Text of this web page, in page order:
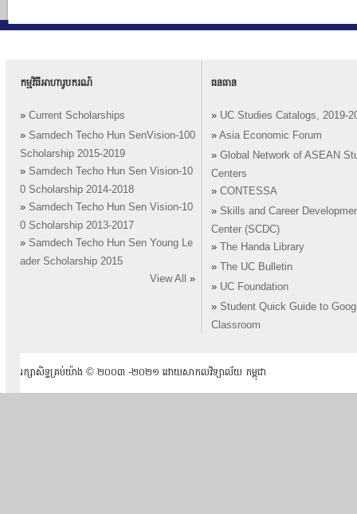
កម្មវិធីអាហារូបករណ៍
» Current Scholarships
» Samdech Techo Hun SenVision-100
Scholarship 2015-2019
» Samdech Techo Hun Sen Vision-10
0 Scholarship 2014-2018
» Samdech Techo Hun Sen Vision-10
0 Scholarship 2013-2017
» Samdech Techo Hun Sen Young Le
ader Scholarship 2015
View All
»
ធនធាន
» UC Studies Catalogs, 2019-
» Asia Economic Forum
» Global Network of ASEAN
Centers
» CONTESSA
» Skills and Career
Center (SCDC)
»
The Handa Library
»
The UC Bulletin
» UC Foundation
» Student Quick Guide to
Classroom
រក្សាសិទ្ធគ្រប់យ៉ាង ​© ២០០៣ -២០២១ ដោយសាកលវិទ្យាល័យ កម្ពុជា